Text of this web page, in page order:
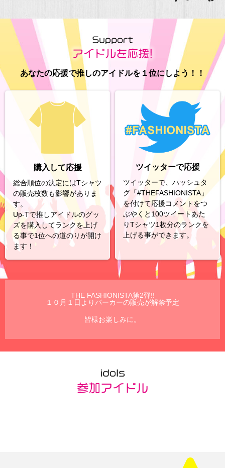
あなたの応援で推しのアイドルを１位にしよう！！
購入して応援
総合順位の決定にはTシャツ
の販売枚数も影響がありま
す。
Up-Tで推しアイドルのグッ
ズを購入してランクを上げ
る事で1位への道のりが開け
ます！
ツイッターで応援
ツイッターで、ハッシュタ
グ「#THEFASHIONISTA」
を付けて応援コメントをつ
ぶやくと100ツイートあた
りTシャツ1枚分のランクを
上げる事ができます。
THE FASHIONISTA第2弾!!
１０月１日よりパーカーの販売が解禁予定
皆様お楽しみに。